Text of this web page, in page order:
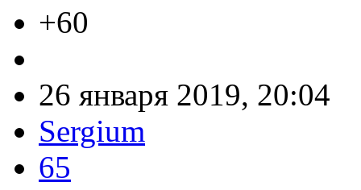
+60
26 января 2019, 20:04
Sergium
65